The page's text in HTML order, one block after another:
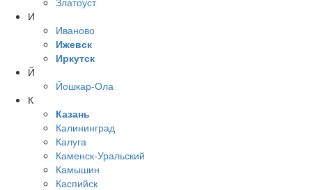
И
Иваново
Ижевск
Иркутск
Й
Йошкар-Ола
К
Казань
Калининград
Калуга
Каменск-Уральский
Камышин
Каспийск